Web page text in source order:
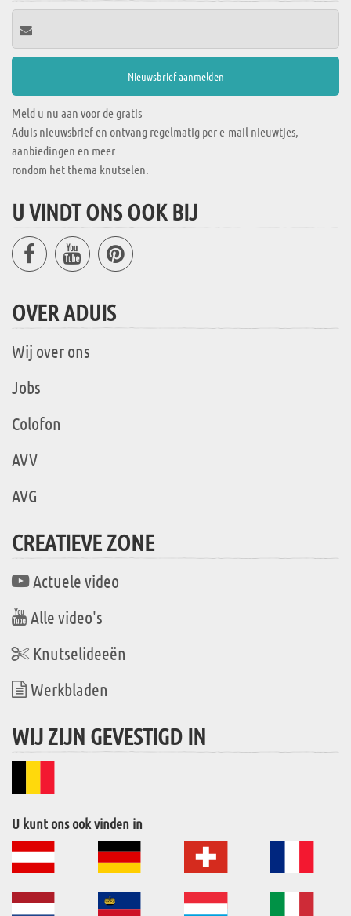
Meld u nu aan voor de gratis
Aduis nieuwsbrief en ontvang regelmatig per e-mail nieuwtjes,
aanbiedingen en meer
rondom het thema knutselen.
U VINDT ONS OOK BIJ
OVER ADUIS
Wij over ons
Jobs
Colofon
AVV
AVG
CREATIEVE ZONE
Actuele video
Alle video's
Knutselideeën
Werkbladen
WIJ ZIJN GEVESTIGD IN
U kunt ons ook vinden in